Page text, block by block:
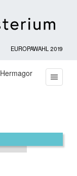
EUROPAWAHL 2019
Hermagor